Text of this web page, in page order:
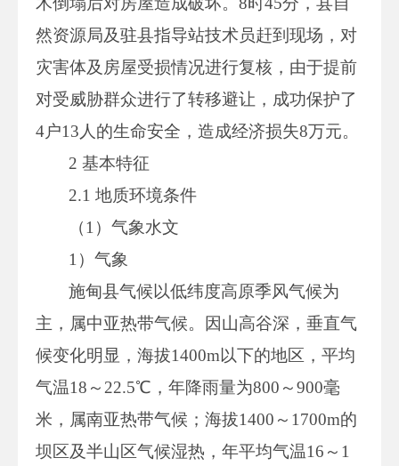
然资源局及驻县指导站技术员赶到现场，对
灾害体及房屋受损情况进行复核，由于提前
对受威胁群众进行了转移避让，成功保护了
4户13人的生命安全，造成经济损失8万元。
2 基本特征
2.1 地质环境条件
（1）气象水文
1）气象
施甸县气候以低纬度高原季风气候为
主，属中亚热带气候。因山高谷深，垂直气
候变化明显，海拔1400m以下的地区，平均
气温18～22.5℃，年降雨量为800～900毫
米，属南亚热带气候；海拔1400～1700m的
坝区及半山区气候湿热，年平均气温16～1